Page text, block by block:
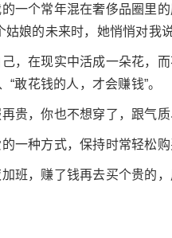
一个常年混在奢侈品圈里
娘的未来时，她悄悄对我
，在现实中活成一朵花，
敢花钱的人，才会赚钱”。
贵，你也不想穿了，跟气质
一种方式，保持时常轻松
班，赚了钱再去买个贵的